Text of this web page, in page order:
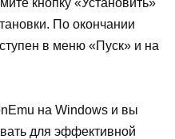
По окончании
в меню «Пуск» и на
на Windows и вы
для эффективной